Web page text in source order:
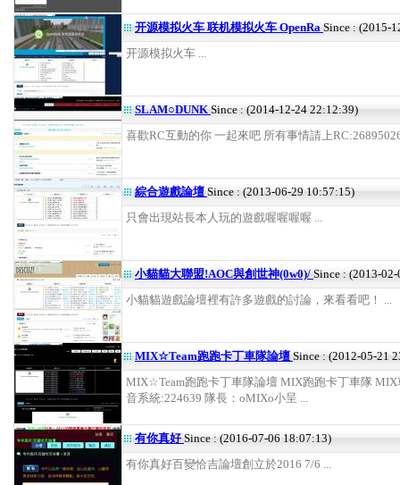
开源模拟火车 联机模拟火车 OpenRa Since : (2015-
开源模拟火车 ...
SLAM○DUNK Since : (2014-12-24 22:12:39)
喜歡RC互動的你 一起來吧 所有事情請上
綜合遊戲論壇 Since : (2013-06-29 10:57:15)
只會出現站長本人玩的遊戲喔喔喔喔 ...
小貓貓大聯盟!AOC與創世神(0w0)/ Since : (2013-
小貓貓遊戲論壇裡有許多遊戲的討論，來看看吧！ ...
MIX☆Team跑跑卡丁車隊論壇 Since : (2012-05-21
MIX☆Team跑跑卡丁車隊論壇 MIX跑跑卡丁車隊 MIX
音系統:224639 隊長：oMIXo小呈 ...
有你真好Since : (2016-07-06 18:07:13)
有你真好百變恰吉論壇創立於2016 7/6 ...